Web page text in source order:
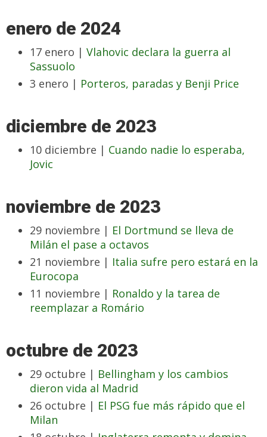
enero de 2024
17 enero | Vlahovic declara la guerra al
Sassuolo
3 enero | Porteros, paradas y Benji Price
diciembre de 2023
10 diciembre | Cuando nadie lo esperaba,
Jovic
noviembre de 2023
29 noviembre | El Dortmund se lleva de
Milán el pase a octavos
21 noviembre | Italia sufre pero estará en la
Eurocopa
11 noviembre | Ronaldo y la tarea de
reemplazar a Romário
octubre de 2023
29 octubre | Bellingham y los cambios
dieron vida al Madrid
26 octubre | El PSG fue más rápido que el
Milan